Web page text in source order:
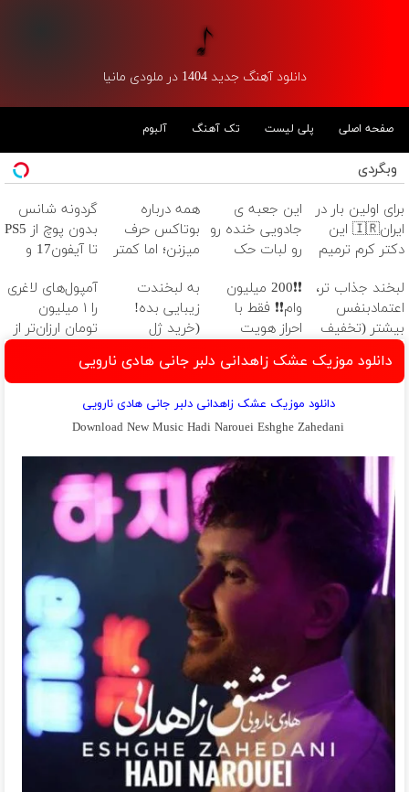
دانلود آهنگ جدید 1404 در ملودی مانیا
صفحه اصلی پلی لیست تک آهنگ آلبوم
وبگردی
برای اولین بار در
ایران🇮🇷 این
دکتر کرم ترمیم
ساخت!
این جعبه ی
جادویی خنده رو
رو لبات حک
خرید40%تخفیف
همه درباره
بوتاکس حرف
میزنن؛ اما کمتر
میشناسه.
گردونه شانس
بدون پوچ از PS5
تا آیفون17 و
لبخند جذاب تر،
اعتمادبنفس
بیشتر (تخفیف
تا امشب)
❗❗200 میلیون
وام❗❗ فقط با
احراز هویت
به لبخندت
زیبایی بده!
(خرید ژل
دندان
با40%تخفیف)
آمپول‌های لاغری
را ۱ میلیون
تومان ارزان‌تر از
دانلود موزیک عشک زاهدانی دلبر جانی هادی نارویی
دانلود موزیک عشک زاهدانی دلبر جانی هادی نارویی
Download New Music Hadi Narouei Eshghe Zahedani